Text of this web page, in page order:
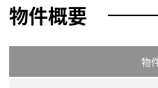
物件概要
物